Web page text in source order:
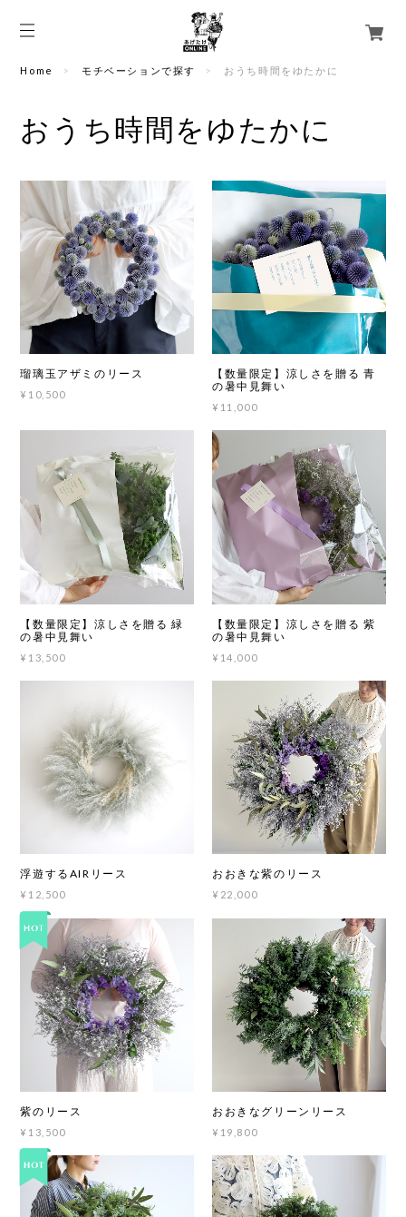
Home モチベーションで探す おうち時間をゆたかに
おうち時間をゆたかに
瑠璃玉アザミのリース
¥10,500
【数量限定】涼しさを贈る 青
の暑中見舞い
¥11,000
【数量限定】涼しさを贈る 緑
の暑中見舞い
¥13,500
【数量限定】涼しさを贈る 紫
の暑中見舞い
¥14,000
浮遊するAIRリース
¥12,500
おおきな紫のリース
¥22,000
紫のリース
¥13,500
おおきなグリーンリース
¥19,800